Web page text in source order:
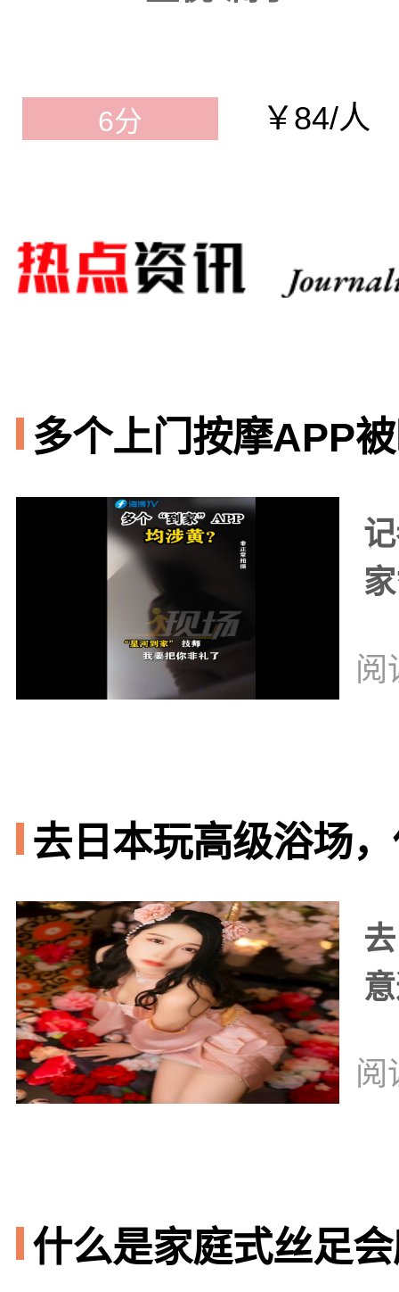
6分 ￥84/人
多个上门按摩APP
阅
去日本玩高级浴场
阅
什么是家庭式丝足